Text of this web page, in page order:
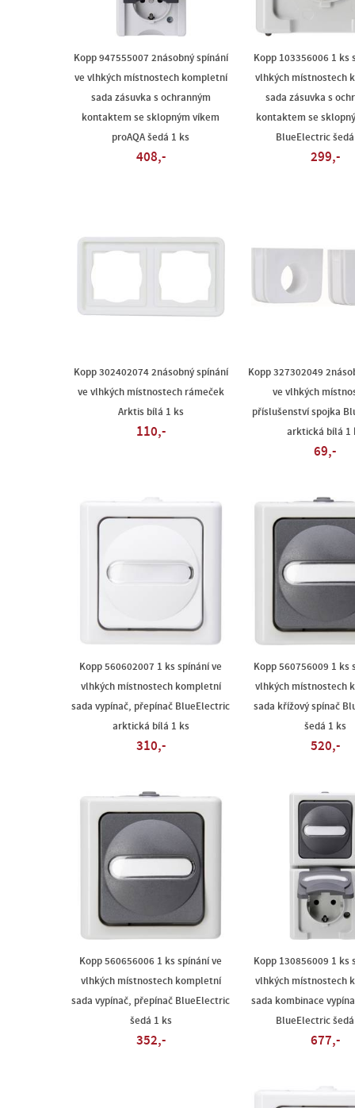
Kopp 947555007 2násobný spínání
ve vlhkých místnostech kompletní
sada zásuvka s ochranným
kontaktem se sklopným víkem
proAQA šedá 1 ks
408,-
Kopp 103356006 1 ks
vlhkých místnostech
sada zásuvka s
kontaktem se
BlueElectric
299,-
Kopp 302402074 2násobný spínání
ve vlhkých místnostech rámeček
Arktis bílá 1 ks
110,-
Kopp 327302049
ve vlhkých
příslušenství spojka
arktická bílá 1
69,-
Kopp 560602007 1 ks spínání ve
vlhkých místnostech kompletní
sada vypínač, přepínač BlueElectric
arktická bílá 1 ks
310,-
Kopp 560756009 1 ks
vlhkých místnostech
sada křížový spínač
šedá 1 ks
520,-
Kopp 560656006 1 ks spínání ve
vlhkých místnostech kompletní
sada vypínač, přepínač BlueElectric
šedá 1 ks
352,-
Kopp 130856009 1 ks
vlhkých místnostech
sada kombinace
BlueElectric
677,-